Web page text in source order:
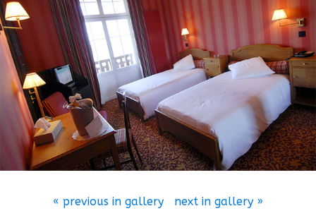
« previous in gallery next in gallery »